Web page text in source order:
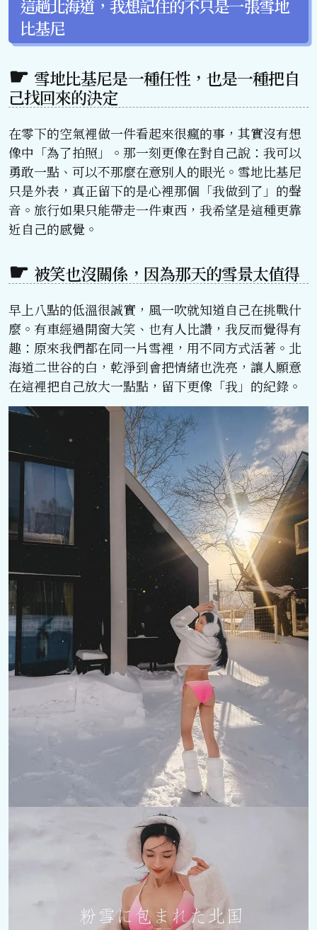
這趟北海道，我想記住的不只是一張雪地
比基尼
雪地比基尼是一種任性，也是一種把自
己找回來的決定
在零下的空氣裡做一件看起來很瘋的事，其實沒有想
像中「為了拍照」。那一刻更像在對自己說：我可以
勇敢一點、可以不那麼在意別人的眼光。雪地比基尼
只是外表，真正留下的是心裡那個「我做到了」的聲
音。旅行如果只能帶走一件東西，我希望是這種更靠
近自己的感覺。
被笑也沒關係，因為那天的雪景太值得
早上八點的低溫很誠實，風一吹就知道自己在挑戰什
麼。有車經過開窗大笑、也有人比讚，我反而覺得有
趣：原來我們都在同一片雪裡，用不同方式活著。北
海道二世谷的白，乾淨到會把情緒也洗亮，讓人願意
在這裡把自己放大一點點，留下更像「我」的紀錄。